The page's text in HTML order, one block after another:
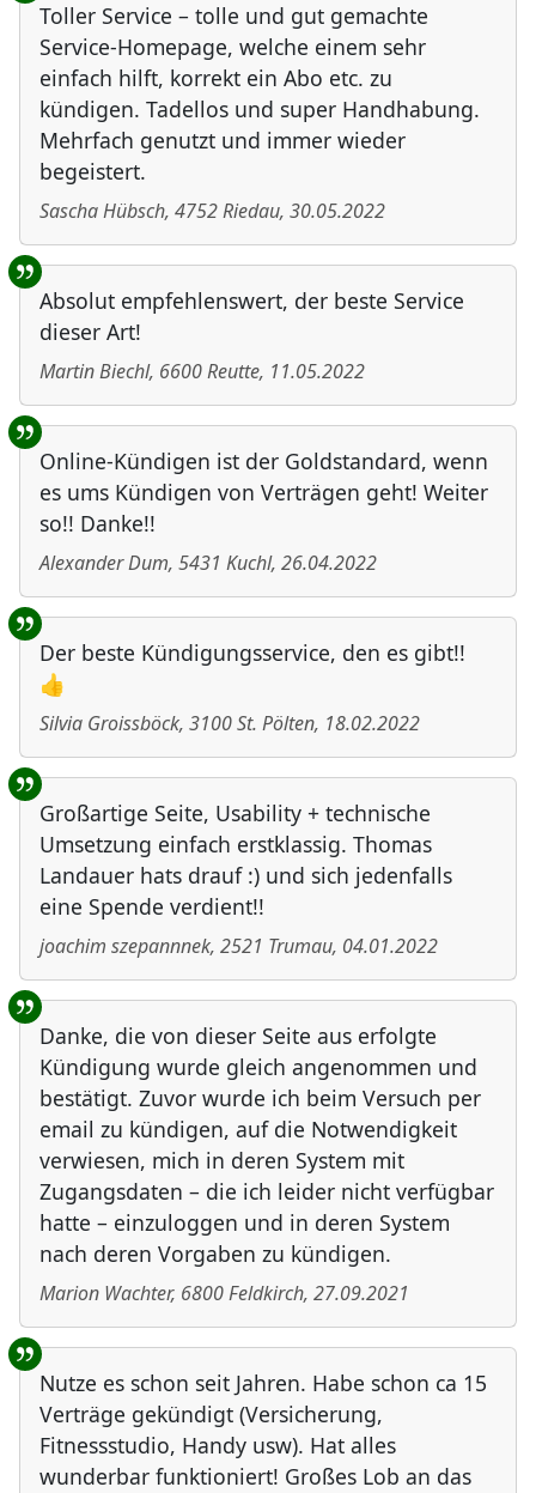
Toller Service – tolle und gut gemachte
Service-Homepage, welche einem sehr
einfach hilft, korrekt ein Abo etc. zu
kündigen. Tadellos und super Handhabung.
Mehrfach genutzt und immer wieder
begeistert.
Sascha Hübsch, 4752Riedau, 30.05.2022
Absolut empfehlenswert, der beste Service
dieser Art!
Martin Biechl, 6600Reutte, 11.05.2022
Online-Kündigen ist der Goldstandard, wenn
es ums Kündigen von Verträgen geht! Weiter
so!! Danke!!
Alexander Dum, 5431 Kuchl, 26.04.2022
Der beste Kündigungsservice, den es gibt!!
👍
Silvia Groissböck, 3100St. Pölten, 18.02.2022
Großartige Seite, Usability + technische
Umsetzung einfach erstklassig. Thomas
Landauer hats drauf :) und sich jedenfalls
eine Spende verdient!!
joachim szepannnek, 2521 Trumau, 04.01.2022
Danke, die von dieser Seite aus erfolgte
Kündigung wurde gleich angenommen und
bestätigt. Zuvor wurde ich beim Versuch per
email zu kündigen, auf die Notwendigkeit
verwiesen, mich in deren System mit
Zugangsdaten – die ich leider nicht verfügbar
hatte – einzuloggen und in deren System
nach deren Vorgaben zu kündigen.
Marion Wachter, 6800Feldkirch, 27.09.2021
Nutze es schon seit Jahren. Habe schon ca 15
Verträge gekündigt (Versicherung,
Fitnessstudio, Handy usw). Hat alles
wunderbar funktioniert! Großes Lob an das